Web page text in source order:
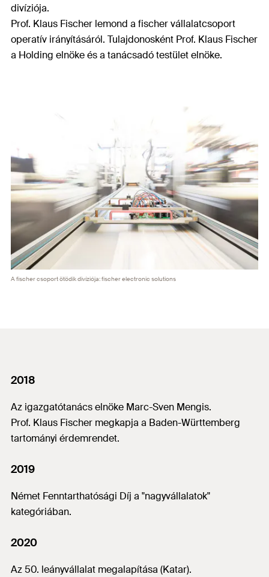
divíziója.
Prof. Klaus Fischer lemond a fischer vállalatcsoport
operatív irányításáról. Tulajdonosként Prof. Klaus Fischer
a Holding elnöke és a tanácsadó testület elnöke.
A fischer csoport ötödik divíziója: fischer electronic solutions
2018
Az igazgatótanács elnöke Marc-Sven Mengis.
Prof. Klaus Fischer megkapja a Baden-Württemberg
tartományi érdemrendet.
2019
Német Fenntarthatósági Díj a "nagyvállalatok"
kategóriában.
2020
Az 50. leányvállalat megalapítása (Katar).